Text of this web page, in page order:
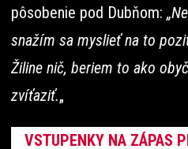
pôsobenie pod Dubňom:
snažím sa myslieť na to
Žiline nič, beriem to ako
zvíťaziť.„
VSTUPENKY NA ZÁPAS